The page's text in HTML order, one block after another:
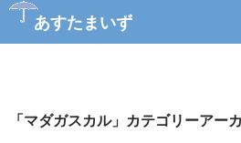
あすたまいず
検
ツ「マダガスカル」カテゴリーアー